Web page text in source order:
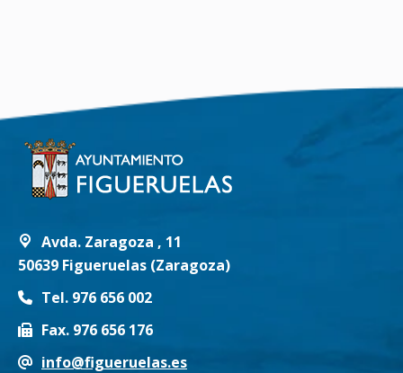
Avda. Zaragoza , 11
50639 Figueruelas (Zaragoza)
Tel. 976 656 002
Fax. 976 656 176
info@figueruelas.es